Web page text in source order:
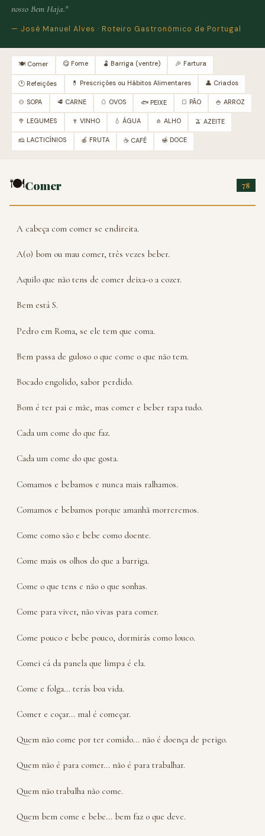
nosso Bem Haja."
— José Manuel Alves · Roteiro Gastronómico de Portugal
🍽️ Comer 😋 Fome 🫃 Barriga (ventre) 🎉 Fartura
🕐 Refeições 💊 Prescrições ou Hábitos Alimentares 👤 Criados
🍲 SOPA 🥩 CARNE 🥚 OVOS 🐟 PEIXE 🍞 PÃO 🍚 ARROZ
🥦 LEGUMES 🍷 VINHO 💧 ÁGUA 🧄 ALHO 🫒 AZEITE
🧀 LACTICÍNIOS 🍎 FRUTA ☕ CAFÉ 🍯 DOCE
🍽️Comer 78
A cabeça com comer se endireita.
A(o) bom ou mau comer, três vezes beber.
Aquilo que não tens de comer deixa-o a cozer.
Bem está S.
Pedro em Roma, se ele tem que coma.
Bem passa de guloso o que come o que não tem.
Bocado engolido, sabor perdido.
Bom é ter pai e mãe, mas comer e beber rapa tudo.
Cada um come do que faz.
Cada um come do que gosta.
Comamos e bebamos e nunca mais ralhamos.
Comamos e bebamos porque amanhã morreremos.
Come como são e bebe como doente.
Come mais os olhos do que a barriga.
Come o que tens e não o que sonhas.
Come para viver, não vivas para comer.
Come pouco e bebe pouco, dormirás como louco.
Comei cá da panela que limpa é ela.
Come e folga... terás boa vida.
Comer e coçar... mal é começar.
Quem não come por ter comido... não é doença de perigo.
Quem não é para comer... não é para trabalhar.
Quem não trabalha não come.
Quem bem come e bebe... bem faz o que deve.